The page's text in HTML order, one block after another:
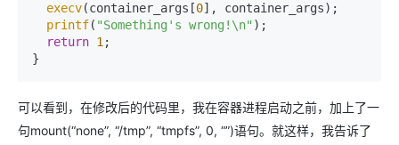
execv(container_args[0], container_args);
printf( "Something's wrong!\n" );
return 1;
}
可以看到，在修改后的代码里，我在容器进程启动之前，加上了一
句mount(“none”, “/tmp”, “tmpfs”, 0, “”)语句。就这样，我告诉了